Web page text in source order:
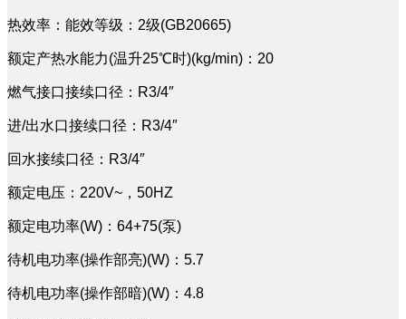
热效率：能效等级：2级(GB20665)
额定产热水能力(温升25℃时)(kg/min)：20
燃气接口接续口径：R3/4″
进/出水口接续口径：R3/4″
回水接续口径：R3/4″
额定电压：220V~，50HZ
额定电功率(W)：64+75(泵)
待机电功率(操作部亮)(W)：5.7
待机电功率(操作部暗)(W)：4.8